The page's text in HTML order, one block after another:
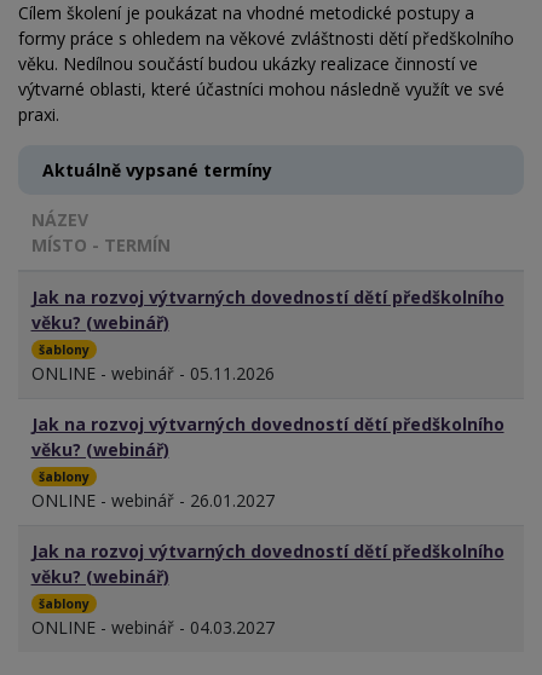
Cílem školení je poukázat na vhodné metodické postupy a
formy práce s ohledem na věkové zvláštnosti dětí předškolního
věku. Nedílnou součástí budou ukázky realizace činností ve
výtvarné oblasti, které účastníci mohou následně využít ve své
praxi.
Aktuálně vypsané termíny
NÁZEV
MÍSTO - TERMÍN
Jak na rozvoj výtvarných dovedností dětí předškolního
věku? (webinář)
šablony
ONLINE - webinář - 05.11.2026
Jak na rozvoj výtvarných dovedností dětí předškolního
věku? (webinář)
šablony
ONLINE - webinář - 26.01.2027
Jak na rozvoj výtvarných dovedností dětí předškolního
věku? (webinář)
šablony
ONLINE - webinář - 04.03.2027